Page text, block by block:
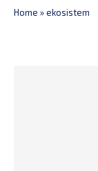
Home »ekosistem